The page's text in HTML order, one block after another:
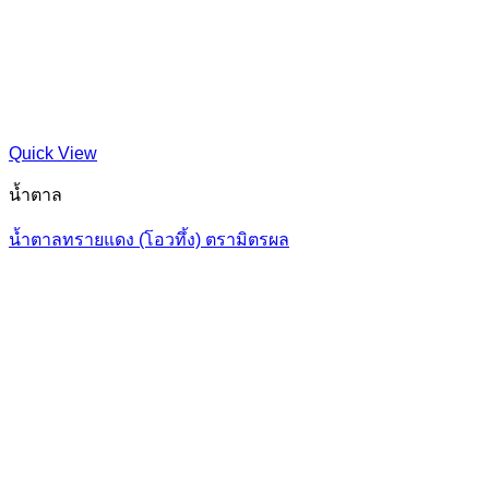
Quick View
น้ำตาล
น้ำตาลทรายแดง (โอวทึ้ง) ตรามิตรผล